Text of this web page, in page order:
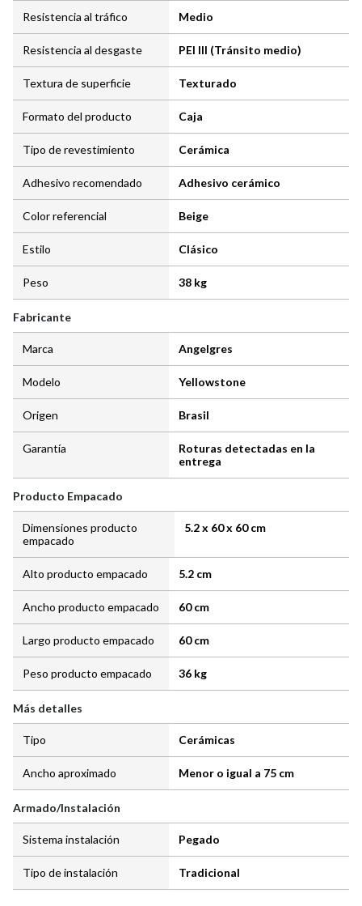
Resistencia al tráfico Medio
Resistencia al desgaste PEI III (Tránsito medio)
Textura de superficie Texturado
Formato del producto Caja
Tipo de revestimiento Cerámica
Adhesivo recomendado Adhesivo cerámico
Color referencial Beige
Estilo Clásico
Peso 38 kg
Fabricante
Marca Angelgres
Modelo Yellowstone
Origen Brasil
Garantía
Roturas detectadas en la
entrega
Producto Empacado
Dimensiones producto
empacado
5.2 x 60 x 60 cm
Alto producto empacado 5.2 cm
Ancho producto empacado 60 cm
Largo producto empacado 60 cm
Peso producto empacado 36 kg
Más detalles
Tipo Cerámicas
Ancho aproximado Menor o igual a 75 cm
Armado/Instalación
Sistema instalación Pegado
Tipo de instalación Tradicional